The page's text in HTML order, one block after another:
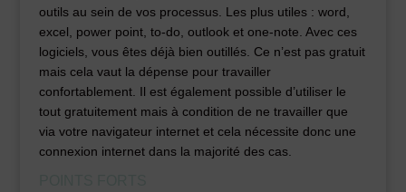
outils au sein de vos processus. Les plus utiles : word,
excel, power point, to-do, outlook et one-note. Avec ces
logiciels, vous êtes déjà bien outillés. Ce n’est pas gratuit
mais cela vaut la dépense pour travailler
confortablement. Il est également possible d’utiliser le
tout gratuitement mais à condition de ne travailler que
via votre navigateur internet et cela nécessite donc une
connexion internet dans la majorité des cas.